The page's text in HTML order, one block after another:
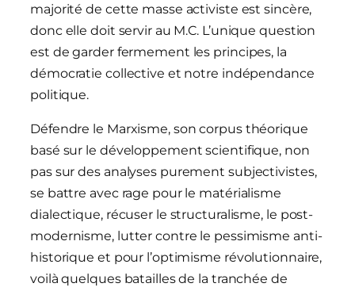
majorité de cette masse activiste est sincère,
donc elle doit servir au M.C. L’unique question
est de garder fermement les principes, la
démocratie collective et notre indépendance
politique.
Défendre le Marxisme, son corpus théorique
basé sur le développement scientifique, non
pas sur des analyses purement subjectivistes,
se battre avec rage pour le matérialisme
dialectique, récuser le structuralisme, le post-
modernisme, lutter contre le pessimisme anti-
historique et pour l’optimisme révolutionnaire,
voilà quelques batailles de la tranchée de